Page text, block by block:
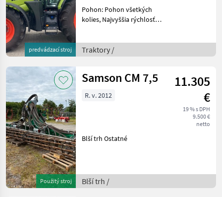
predvádzací stroj
Pohon: Pohon všetkých
kolies, Najvyššia rýchlosť
540/540E/1000/1000E
Traktory Tradičný traktor
Traktory /
Použitý stroj
Samson CM 7,5
11.305
€
19 % s DPH
9.500 €
netto
R. v. 2012
Blší trh Ostatné
Blší trh /